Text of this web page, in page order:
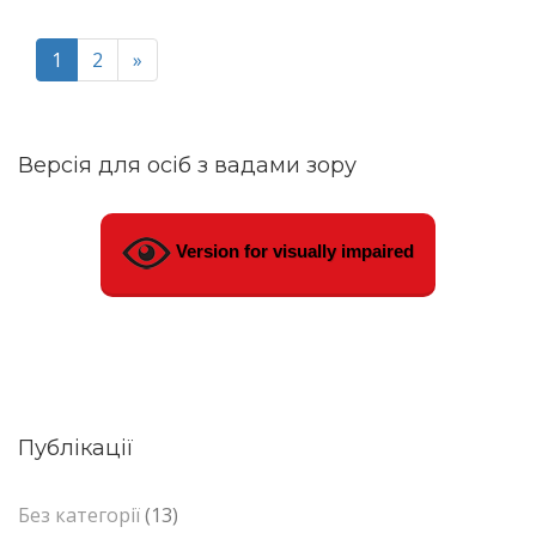
1 2 »
Версія для осіб з вадами зору
Version for visually impaired
Публікації
Без категорії(13)